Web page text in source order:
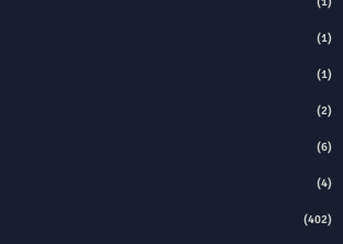
(1)
(1)
(2)
(6)
(4)
(402)